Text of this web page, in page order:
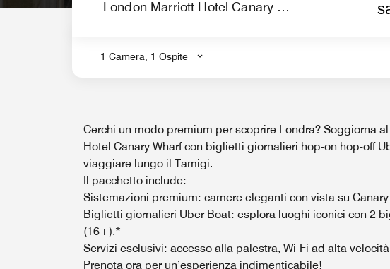
.
1 Camera, 1 Ospite
Cerchi un modo premium per scoprire Londra? Soggiorna
Hotel Canary Wharf con biglietti giornalieri hop-on hop-off
viaggiare lungo il Tamigi.
Il pacchetto include:
Sistemazioni premium: camere eleganti con vista su Canary
Biglietti giornalieri Uber Boat: esplora luoghi iconici con 2
(16+).*
Servizi esclusivi: accesso alla palestra, Wi-Fi ad alta
Prenota ora per un’esperienza indimenticabile!